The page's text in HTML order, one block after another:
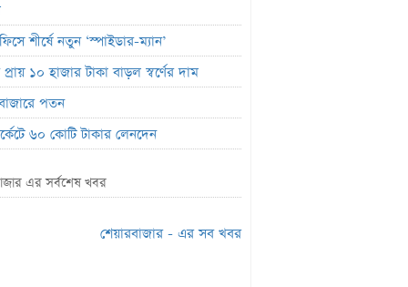
শীর্ষে নতুন ‘স্পাইডার-ম্যান’
১০ হাজার টাকা বাড়ল স্বর্ণের দাম
পতন
৬০ কোটি টাকার লেনদেন
ইন্স্যুরেন্সের ক্রেডিট রেটিং মান প্রকাশ
হিসাব জব্দ ও এলসি সংকটে উৎপাদন বন্ধ:
এর সর্বশেষ খবর
শেয়ারবাজার - এর সব খবর